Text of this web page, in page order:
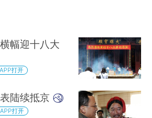
幅迎十八大
APP打开
陆续抵京
APP打开